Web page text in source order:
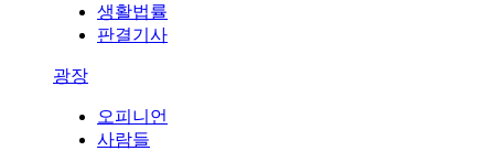
생활법률
판결기사
광장
오피니언
사람들